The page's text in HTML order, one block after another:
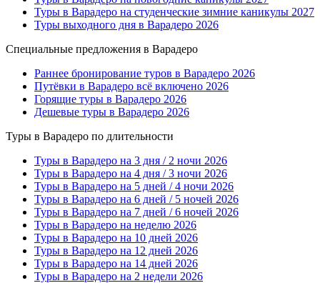
Туры в Варадеро на студенческие зимние каникулы 2027
Туры выходного дня в Варадеро 2026
Специальные предложения в Варадеро
Раннее бронирование туров в Варадеро 2026
Путёвки в Варадеро всё включено 2026
Горящие туры в Варадеро 2026
Дешевые туры в Варадеро 2026
Туры в Варадеро по длительности
Туры в Варадеро на 3 дня / 2 ночи 2026
Туры в Варадеро на 4 дня / 3 ночи 2026
Туры в Варадеро на 5 дней / 4 ночи 2026
Туры в Варадеро на 6 дней / 5 ночей 2026
Туры в Варадеро на 7 дней / 6 ночей 2026
Туры в Варадеро на неделю 2026
Туры в Варадеро на 10 дней 2026
Туры в Варадеро на 12 дней 2026
Туры в Варадеро на 14 дней 2026
Туры в Варадеро на 2 недели 2026